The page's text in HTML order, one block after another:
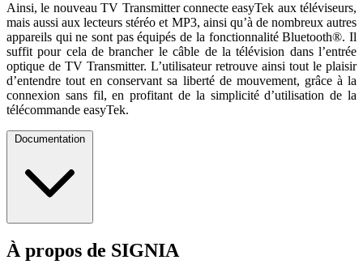
Ainsi, le nouveau TV Transmitter connecte easyTek aux téléviseurs,
mais aussi aux lecteurs stéréo et MP3, ainsi qu’à de nombreux autres
appareils qui ne sont pas équipés de la fonctionnalité Bluetooth®. Il
suffit pour cela de brancher le câble de la télévision dans l’entrée
optique de TV Transmitter. L’utilisateur retrouve ainsi tout le plaisir
d’entendre tout en conservant sa liberté de mouvement, grâce à la
connexion sans fil, en profitant de la simplicité d’utilisation de la
télécommande easyTek.
Documentation
Manuel d'Utilisation
À propos de SIGNIA